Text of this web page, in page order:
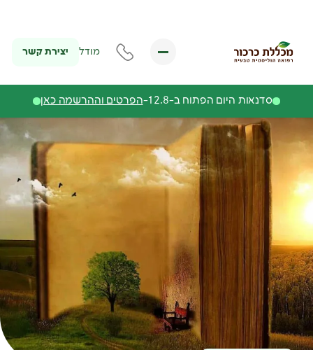
מודל יצירת קשר
סדנאות היום הפתוח ב-12.8- הפרטים וההרשמה כאן